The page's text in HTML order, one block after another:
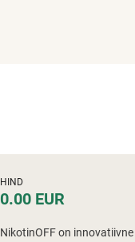
HIND
0.00 EUR
NikotinOFF on